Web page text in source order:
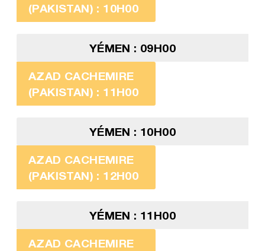
(PAKISTAN) : 10H00
YÉMEN : 09H00
AZAD CACHEMIRE
(PAKISTAN) : 11H00
YÉMEN : 10H00
AZAD CACHEMIRE
(PAKISTAN) : 12H00
YÉMEN : 11H00
AZAD CACHEMIRE